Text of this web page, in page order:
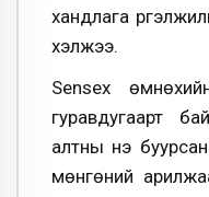
хандлага
хэлжээ.
Sensex
гуравдугаарт
алтны үнэ
мөнгөний